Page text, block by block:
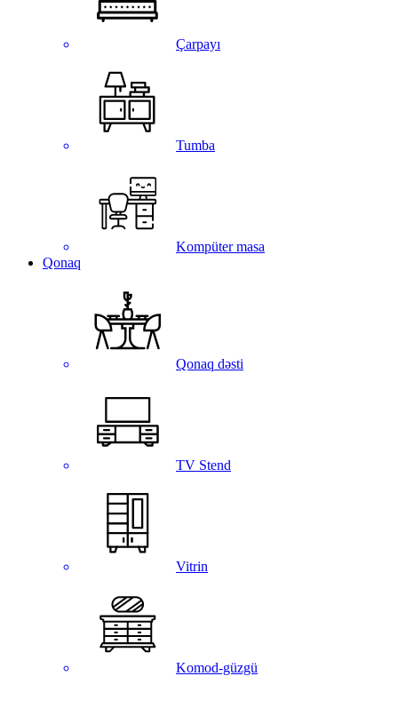
Çarpayı
Tumba
Kompüter masa
Qonaq
Qonaq dəsti
TV Stend
Vitrin
Komod-güzgü